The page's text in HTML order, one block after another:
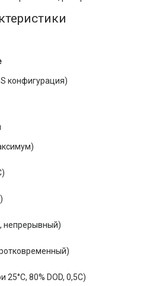
конфигурация)
непрерывный)
25°C, 80% DOD, 0,5C)